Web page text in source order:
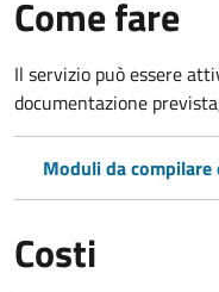
Come fare
Il servizio può essere
documentazione
Moduli da
Costi